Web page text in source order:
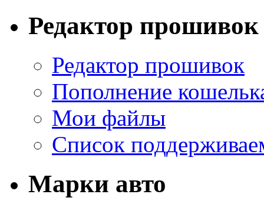
Редактор прошивок
Редактор прошивок
Пополнение
Мои файлы
Список
Марки авто